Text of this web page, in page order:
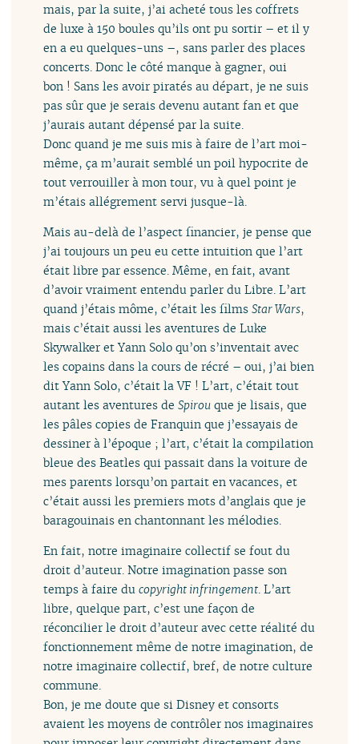
mais, par la suite, j’ai acheté tous les coffrets
de luxe à 150 boules qu’ils ont pu sortir – et il y
en a eu quelques-uns –, sans parler des places
concerts. Donc le côté manque à gagner, oui
bon ! Sans les avoir piratés au départ, je ne suis
pas sûr que je serais devenu autant fan et que
j’aurais autant dépensé par la suite.
Donc quand je me suis mis à faire de l’art moi-
même, ça m’aurait semblé un poil hypocrite de
tout verrouiller à mon tour, vu à quel point je
m’étais allégrement servi jusque-là.
Mais au-delà de l’aspect financier, je pense que
j’ai toujours un peu eu cette intuition que l’art
était libre par essence. Même, en fait, avant
d’avoir vraiment entendu parler du Libre. L’art
quand j’étais môme, c’était les filmsStar Wars,
mais c’était aussi les aventures de Luke
Skywalker et Yann Solo qu’on s’inventait avec
les copains dans la cours de récré – oui, j’ai bien
dit Yann Solo, c’était la VF ! L’art, c’était tout
autant les aventures deSpirou que je lisais, que
les pâles copies de Franquin que j’essayais de
dessiner à l’époque ; l’art, c’était la compilation
bleue des Beatles qui passait dans la voiture de
mes parents lorsqu’on partait en vacances, et
c’était aussi les premiers mots d’anglais que je
baragouinais en chantonnant les mélodies.
En fait, notre imaginaire collectif se fout du
droit d’auteur. Notre imagination passe son
temps à faire ducopyright infringement. L’art
libre, quelque part, c’est une façon de
réconcilier le droit d’auteur avec cette réalité du
fonctionnement même de notre imagination, de
notre imaginaire collectif, bref, de notre culture
commune.
Bon, je me doute que si Disney et consorts
avaient les moyens de contrôler nos imaginaires